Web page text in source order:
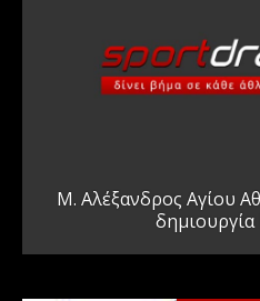
Μ. Αλέξανδρος Αγίου
δημιουργία